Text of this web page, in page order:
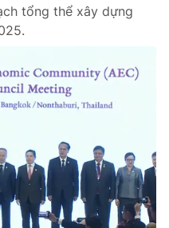
tổng thể xây dựng